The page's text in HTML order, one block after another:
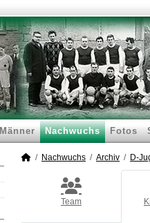
Männer Nachwuchs Fotos
Nachwuchs Archiv D-
Team